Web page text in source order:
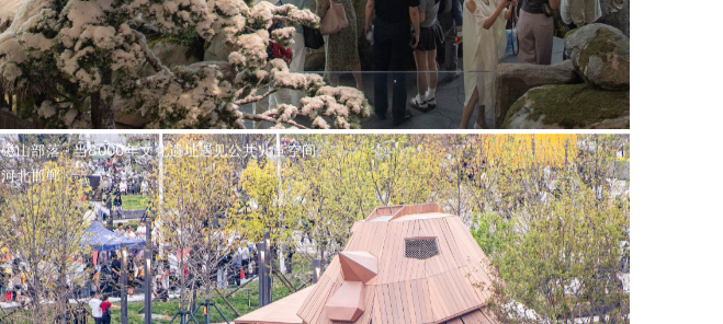
磁山部落 · 当8000年文化遗址遇见公共儿童空间
河北邯郸